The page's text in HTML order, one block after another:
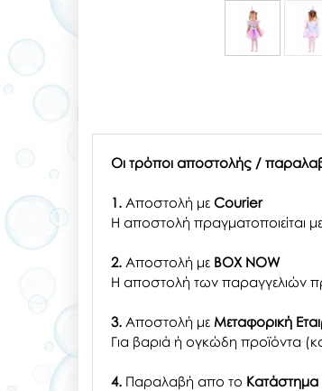
Οι τρόποι αποστολής /
1. Αποστολή με Courier
Η αποστολή πραγματοποιείται
2. Αποστολή με BOX NOW
Η αποστολή των παραγγελιών
3. Αποστολή με Μεταφορική
Για βαριά ή ογκώδη προϊόντα
4. Παραλαβή απο το Κατάστημα